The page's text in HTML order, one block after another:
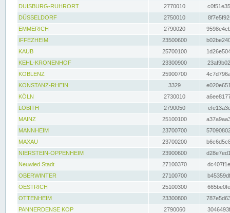
DUISBURG-RUHRORT
2770010
DÜSSELDORF
2750010
EMMERICH
2790020
IFFEZHEIM
23500600
KAUB
25700100
KEHL-KRONENHOF
23300900
KOBLENZ
25900700
KONSTANZ-RHEIN
3329
KÖLN
2730010
LOBITH
2790050
MAINZ
25100100
MANNHEIM
23700700
MAXAU
23700200
NIERSTEIN-OPPENHEIM
23900600
Neuwied Stadt
27100370
OBERWINTER
27100700
OESTRICH
25100300
OTTENHEIM
23300800
PANNERDENSE KOP
2790060